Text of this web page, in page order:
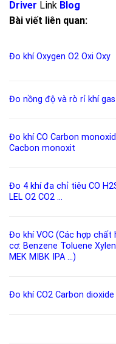
Driver Link Blog
Bài viết liên quan:
Đo khí Oxygen O2 Oxi Oxy
Đo nồng độ và rò rỉ khí gas
Đo khí CO Carbon
Cacbon monoxit
Đo 4 khí đa chỉ tiêu CO
LEL O2 CO2 …
Đo khí VOC (Các hợp chất
cơ: Benzene Toluene
MEK MIBK IPA …)
Đo khí CO2 Carbon dioxide